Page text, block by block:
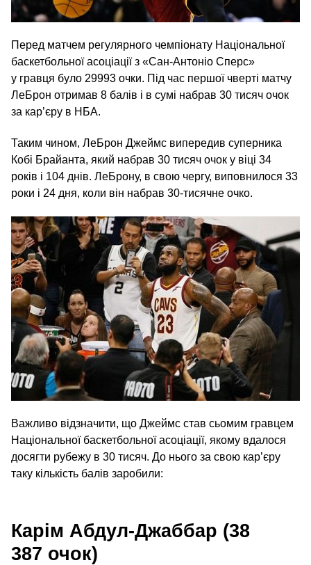
Перед матчем регулярного чемпіонату Національної
баскетбольної асоціації з «Сан-Антоніо Сперс»
у гравця було 29993 очки. Під час першої чверті матчу
ЛеБрон отримав 8 балів і в сумі набрав 30 тисяч очок
за кар’єру в НБА.
Таким чином, ЛеБрон Джеймс випередив суперника
Кобі Брайанта, який набрав 30 тисяч очок у віці 34
років і 104 днів. ЛеБрону, в свою чергу, виповнилося 33
роки і 24 дня, коли він набрав 30-тисячне очко.
Важливо відзначити, що Джеймс став сьомим гравцем
Національної баскетбольної асоціації, якому вдалося
досягти рубежу в 30 тисяч. До нього за свою кар’єру
таку кількість балів заробили:
Карім Абдул-Джаббар (38
387 очок)